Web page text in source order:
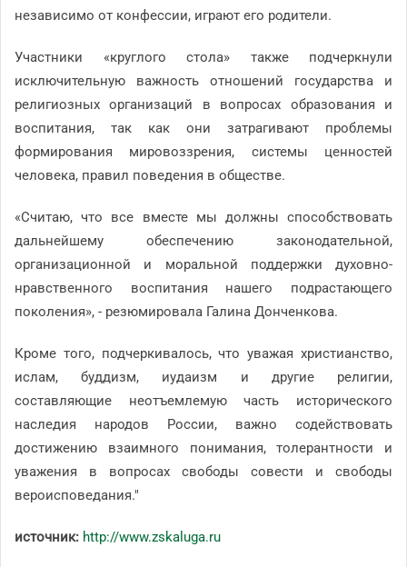
независимо от конфессии, играют его родители.
Участники «круглого стола» также подчеркнули
исключительную важность отношений государства и
религиозных организаций в вопросах образования и
воспитания, так как они затрагивают проблемы
формирования мировоззрения, системы ценностей
человека, правил поведения в обществе.
«Считаю, что все вместе мы должны способствовать
дальнейшему обеспечению законодательной,
организационной и моральной поддержки духовно-
нравственного воспитания нашего подрастающего
поколения», - резюмировала Галина Донченкова.
Кроме того, подчеркивалось, что уважая христианство,
ислам, буддизм, иудаизм и другие религии,
составляющие неотъемлемую часть исторического
наследия народов России, важно содействовать
достижению взаимного понимания, толерантности и
уважения в вопросах свободы совести и свободы
вероисповедания."
источник: http://www.zskaluga.ru